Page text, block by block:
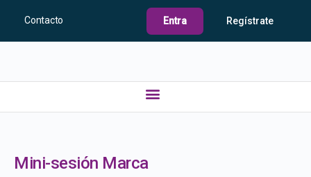
Contacto Entra Regístrate
Mini-sesión Marca